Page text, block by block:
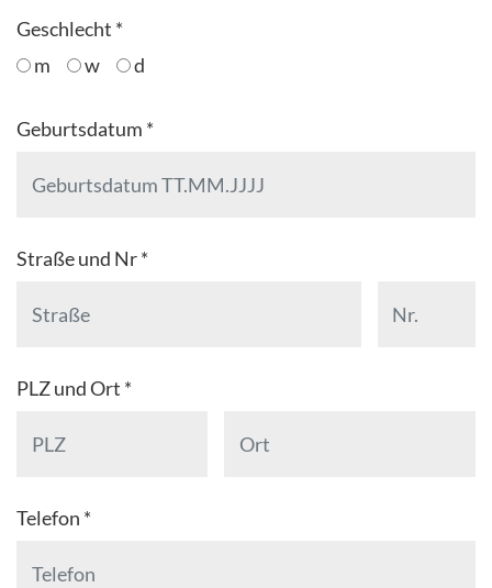
Geschlecht *
m
w d
Geburtsdatum *
Straße und Nr *
PLZ und Ort *
Telefon *